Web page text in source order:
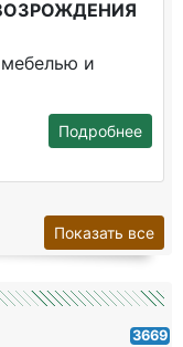
3669
и
Подробнее
Показать все